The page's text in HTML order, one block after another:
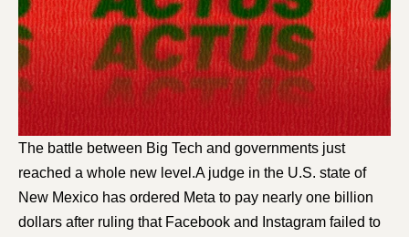
The battle between Big Tech and governments just
reached a whole new level.A judge in the U.S. state of
New Mexico has ordered Meta to pay nearly one billion
dollars after ruling that Facebook and Instagram failed to